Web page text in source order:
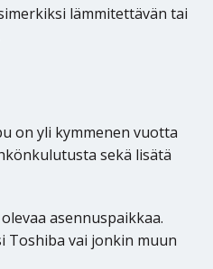
lämmitettävän tai
on yli kymmenen vuotta
sekä lisätä
asennuspaikkaa.
Toshiba vai jonkin muun